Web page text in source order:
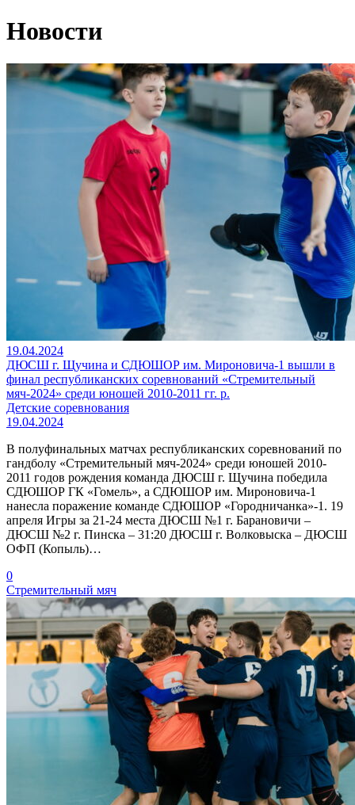
Новости
19.04.2024
ДЮСШ г. Щучина и СДЮШОР им. Мироновича-1 вышли в
финал республиканских соревнований «Стремительный
мяч-2024» среди юношей 2010-2011 гг. р.
Детские соревнования
19.04.2024
В полуфинальных матчах республиканских соревнований по
гандболу «Стремительный мяч-2024» среди юношей 2010-
2011 годов рождения команда ДЮСШ г. Щучина победила
СДЮШОР ГК «Гомель», а СДЮШОР им. Мироновича-1
нанесла поражение команде СДЮШОР «Городничанка»-1. 19
апреля Игры за 21-24 места ДЮСШ №1 г. Барановичи –
ДЮСШ №2 г. Пинска – 31:20 ДЮСШ г. Волковыска – ДЮСШ
ОФП (Копыль)…
0
Стремительный мяч